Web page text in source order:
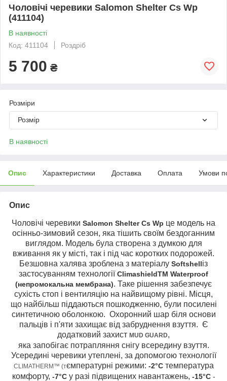
Чоловічі черевики Salomon Shelter Cs Wp
(411104)
В наявності
Код: 411104
Роздріб
5 700 ₴
Розміри
Розмір
В наявності
Опис Характеристики Доставка Оплата Умови
Опис
Чоловічі черевики Salomon Shelter Cs Wp це модель на
осінньо-зимовий сезон, яка тішить своїм бездоганним
виглядом. Модель була створена з думкою для
вживання як у місті, так і під час коротких подорожей.
Безшовна халява зроблена з матеріалу Softshellіз
застосуванням технологіїClimashieldTM Waterproof
(непромокальна мембрана). Таке рішення забезпечує
сухість стоп і вентиляцію на найвищому рівні. Місця,
що найбільш піддаються пошкодженню, були посилені
синтетичною оболонкою. Охоронний шар біля основи
пальців і п'яти захищає від забруднення взуття. Є
додатковий захист MUD GUARD,
яка запобігає потрапляння снігу всередину взуття.
Усередині черевики утеплені, за допомогою технології
CLIMATHERM™ (тємпературні режими: -2°C температура
комфорту, -7°C у разі підвищених навантажень, -15°C-